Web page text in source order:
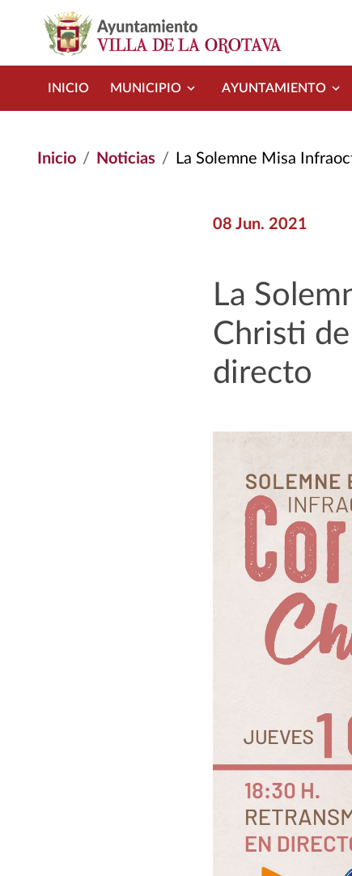
INICIO MUNICIPIO AYUNTAMIENTO
Inicio Noticias La Solemne Misa Infraoctava del
08 Jun. 2021
La
Christi
directo